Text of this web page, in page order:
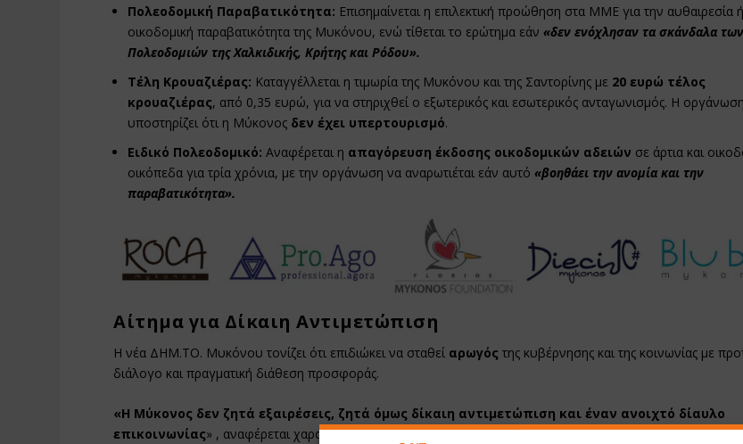
Πολεοδομική Παραβατικότητα: Επισημαίνεται η επιλεκτική προώθηση στα ΜΜΕ για την αυθαιρεσία
οικοδομική παραβατικότητα της Μυκόνου, ενώ τίθεται το ερώτημα εάν«δεν ενόχλησαν τα σκάνδαλα των
Πολεοδομιών της Χαλκιδικής, Κρήτης και Ρόδου».
Τέλη Κρουαζιέρας: Καταγγέλλεται η τιμωρία της Μυκόνου και της Σαντορίνης με 20 ευρώ τέλος
κρουαζιέρας, από 0,35 ευρώ, για να στηριχθεί ο εξωτερικός και εσωτερικός ανταγωνισμός. Η οργάνωση
υποστηρίζει ότι η Μύκονος δεν έχει υπερτουρισμό.
Ειδικό Πολεοδομικό: Αναφέρεται η απαγόρευση έκδοσης οικοδομικών αδειών σε άρτια και
οικόπεδα για τρία χρόνια, με την οργάνωση να αναρωτιέται εάν αυτό«βοηθάει την ανομία και την
παραβατικότητα».
Αίτημα για Δίκαιη Αντιμετώπιση
Η νέα ΔΗΜ.ΤΟ. Μυκόνου τονίζει ότι επιδιώκει να σταθεί αρωγός της κυβέρνησης και της κοινωνίας με
διάλογο και πραγματική διάθεση προσφοράς.
«Η Μύκονος δεν ζητά εξαιρέσεις, ζητά όμως δίκαιη αντιμετώπιση και έναν ανοιχτό δίαυλο
επικοινωνίας» , αναφέρεται χαρακτηριστικά, καλώντας τον Πρωθυπουργό να ακούσει τη φωνή της